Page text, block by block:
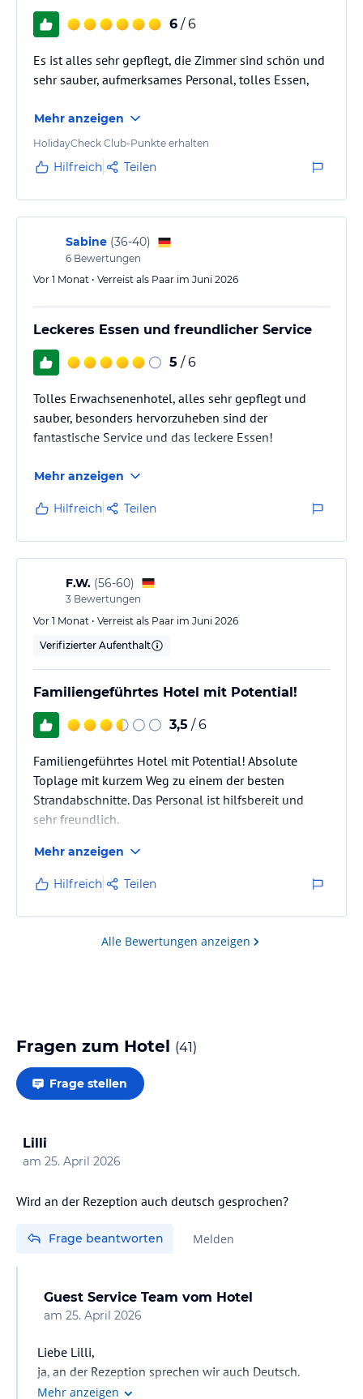
6 / 6
Es ist alles sehr gepflegt, die Zimmer sind schön und
sehr sauber, aufmerksames Personal, tolles Essen,
Mehr anzeigen
HolidayCheck Club-Punkte erhalten
Hilfreich Teilen
Sabine (36-40)
6 Bewertungen
Vor 1 Monat • Verreist als Paar im Juni 2026
Leckeres Essen und freundlicher Service
5 / 6
Tolles Erwachsenenhotel, alles sehr gepflegt und
sauber, besonders hervorzuheben sind der
fantastische Service und das leckere Essen!
Mehr anzeigen
Hilfreich Teilen
F.W. (56-60)
3 Bewertungen
Vor 1 Monat • Verreist als Paar im Juni 2026
Verifizierter Aufenthalt
Familiengeführtes Hotel mit Potential!
3,5 / 6
Familiengeführtes Hotel mit Potential! Absolute
Toplage mit kurzem Weg zu einem der besten
Strandabschnitte. Das Personal ist hilfsbereit und
sehr freundlich.
Speißen sind meistens lauwarm bis kalt, die frisch
gemachten Fleischsorten und Fisch dauern zu lange
und leider gibt es außer diesen nur wenig und
einfallslosen Fisch und Fleisch. Es gibt beim
Abendessen besser Brötchen als zum Frühstück was
Mehr anzeigen
Hilfreich Teilen
Alle Bewertungen anzeigen
Fragen zum Hotel (41)
Frage stellen
Lilli
am 25. April 2026
Frage beantworten Melden
Guest Service Team vom Hotel
am 25. April 2026
Liebe Lilli,
ja, an der Rezeption sprechen wir auch Deutsch.
Mit freundlichen Grüßen,
Mehr anzeigen